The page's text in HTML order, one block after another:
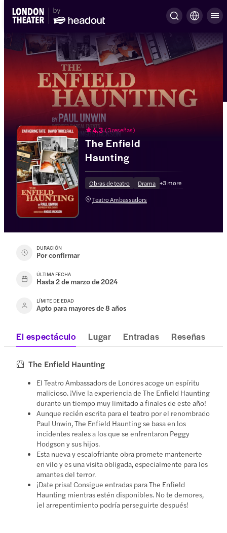
4.3 (3 reseñas)
The Enfield
Haunting
Obras de teatro Drama +3more
Teatro Ambassadors
DURACIÓN
Por confirmar
ÚLTIMA FECHA
Hasta 2 de marzo de 2024
LÍMITE DE EDAD
Apto para mayores de 8 años
El espectáculo Lugar Entradas Reseñas
The Enfield Haunting
El Teatro Ambassadors de Londres acoge un espíritu
malicioso. ¡Vive la experiencia de The Enfield Haunting
durante un tiempo muy limitado a finales de este año!
Aunque recién escrita para el teatro por el renombrado
Paul Unwin, The Enfield Haunting se basa en los
incidentes reales a los que se enfrentaron Peggy
Hodgson y sus hijos.
Esta nueva y escalofriante obra promete mantenerte
en vilo y es una visita obligada, especialmente para los
amantes del terror.
¡Date prisa! Consigue entradas para The Enfield
Haunting mientras estén disponibles. No te demores,
¡el arrepentimiento podría perseguirte después!